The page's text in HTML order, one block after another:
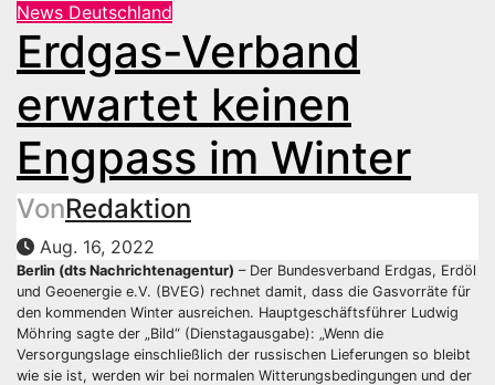
News Deutschland
Erdgas-Verband
erwartet keinen
Engpass im Winter
VonRedaktion
Aug. 16, 2022
Berlin (dts Nachrichtenagentur) – Der Bundesverband Erdgas, Erdöl
und Geoenergie e.V. (BVEG) rechnet damit, dass die Gasvorräte für
den kommenden Winter ausreichen. Hauptgeschäftsführer Ludwig
Möhring sagte der „Bild“ (Dienstagausgabe): „Wenn die
Versorgungslage einschließlich der russischen Lieferungen so bleibt
wie sie ist, werden wir bei normalen Witterungsbedingungen und der